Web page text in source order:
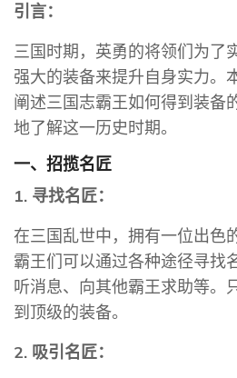
引言：
三国时期，英勇的将领们为了
强大的装备来提升自身实力。
阐述三国志霸王如何得到装备
地了解这一历史时期。
一、招揽名匠
1. 寻找名匠：
在三国乱世中，拥有一位出色
霸王们可以通过各种途径寻找
听消息、向其他霸王求助等。
到顶级的装备。
2. 吸引名匠：